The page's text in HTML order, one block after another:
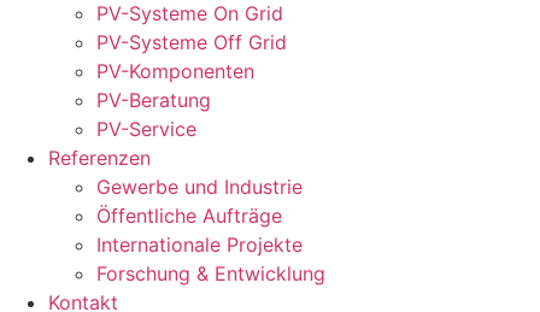
PV-Systeme On Grid
PV-Systeme Off Grid
PV-Komponenten
PV-Beratung
PV-Service
Referenzen
Gewerbe und Industrie
Öffentliche Aufträge
Internationale Projekte
Forschung & Entwicklung
Kontakt